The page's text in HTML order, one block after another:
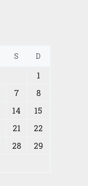
S D
1
7
8
14
15
21
22
28
29